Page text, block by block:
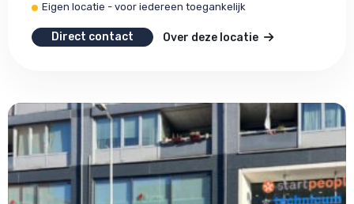
Eigen locatie - voor iedereen toegankelijk
Direct contact Over deze locatie